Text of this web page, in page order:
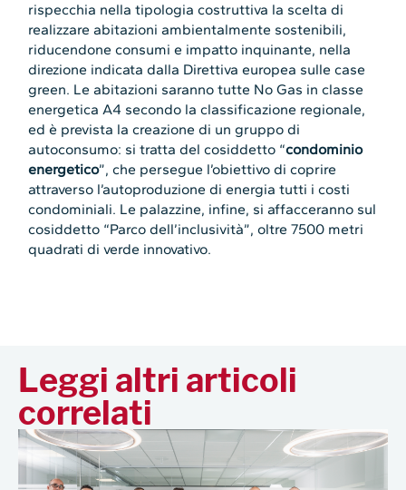
rispecchia nella tipologia costruttiva la scelta di
realizzare abitazioni ambientalmente sostenibili,
riducendone consumi e impatto inquinante, nella
direzione indicata dalla Direttiva europea sulle case
green. Le abitazioni saranno tutte No Gas in classe
energetica A4 secondo la classificazione regionale,
ed è prevista la creazione di un gruppo di
autoconsumo: si tratta del cosiddetto “condominio
energetico”, che persegue l’obiettivo di coprire
attraverso l’autoproduzione di energia tutti i costi
condominiali. Le palazzine, infine, si affacceranno sul
cosiddetto “Parco dell’inclusività”, oltre 7500 metri
quadrati di verde innovativo.
Leggi altri articoli
correlati